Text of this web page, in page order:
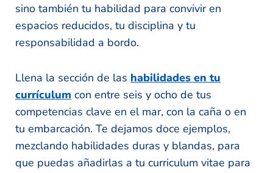
sino también tu habilidad para convivir en
espacios reducidos, tu disciplina y tu
responsabilidad a bordo.
Llena la sección de las habilidades en tu
currículum con entre seis y ocho de tus
competencias clave en el mar, con la caña o en
tu embarcación. Te dejamos doce ejemplos,
mezclando habilidades duras y blandas, para
que puedas añadirlas a tu curriculum vitae para